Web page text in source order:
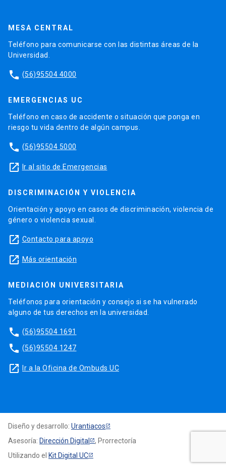
MESA CENTRAL
Teléfono para comunicarse con las distintas áreas de la
Universidad.
phone (56)95504 4000
EMERGENCIAS UC
Teléfono en caso de accidente o situación que ponga en
riesgo tu vida dentro de algún campus.
phone (56)95504 5000
launch Ir al sitio de Emergencias
DISCRIMINACIÓN Y VIOLENCIA
Orientación y apoyo en casos de discriminación, violencia de
género o violencia sexual.
launch Contacto para apoyo
launch Más orientación
MEDIACIÓN UNIVERSITARIA
Teléfonos para orientación y consejo si se ha vulnerado
alguno de tus derechos en la universidad.
phone (56)95504 1691
phone (56)95504 1247
launch Ir a la Oficina de Ombuds UC
Diseño y desarrollo: Urantiacos
Asesoría: Dirección Digital
, Prorrectoría
Utilizando el Kit Digital UC